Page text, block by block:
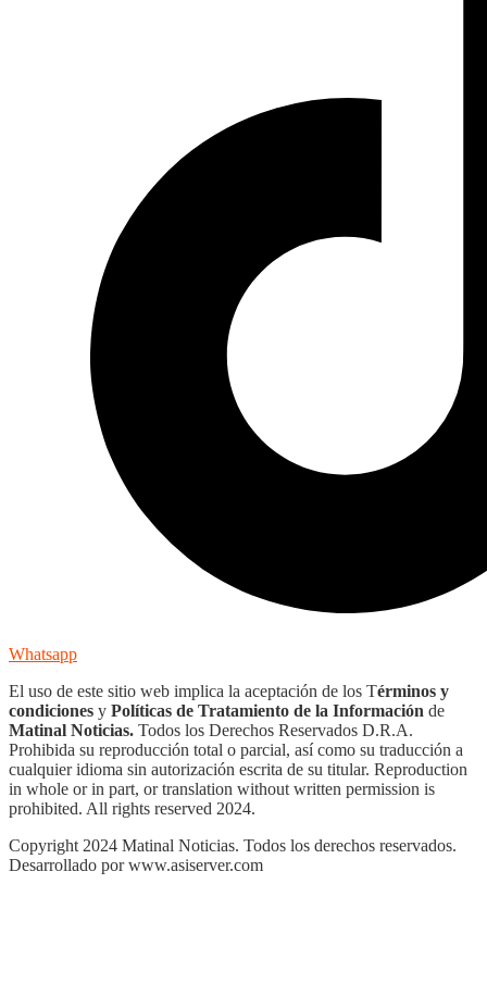
Whatsapp
El uso de este sitio web implica la aceptación de los Términos y
condiciones y Políticas de Tratamiento de la Información de
Matinal Noticias. Todos los Derechos Reservados D.R.A.
Prohibida su reproducción total o parcial, así como su traducción a
cualquier idioma sin autorización escrita de su titular. Reproduction
in whole or in part, or translation without written permission is
prohibited. All rights reserved 2024.
Copyright 2024 Matinal Noticias. Todos los derechos reservados.
Desarrollado por www.asiserver.com